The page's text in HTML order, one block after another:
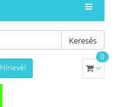
Keresés
Hírlevél
0